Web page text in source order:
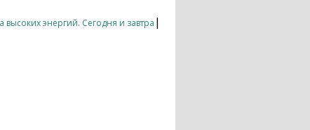
высоких энергий. Сегодня и завтра |